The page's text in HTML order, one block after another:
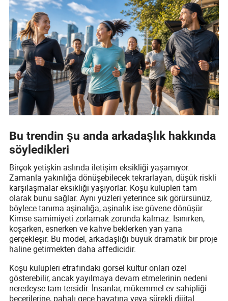
Bu trendin şu anda arkadaşlık hakkında
söyledikleri
Birçok yetişkin aslında iletişim eksikliği yaşamıyor.
Zamanla yakınlığa dönüşebilecek tekrarlayan, düşük riskli
karşılaşmalar eksikliği yaşıyorlar. Koşu kulüpleri tam
olarak bunu sağlar. Aynı yüzleri yeterince sık görürsünüz,
böylece tanıma aşinalığa, aşinalık ise güvene dönüşür.
Kimse samimiyeti zorlamak zorunda kalmaz. Isınırken,
koşarken, esnerken ve kahve beklerken yan yana
gerçekleşir. Bu model, arkadaşlığı büyük dramatik bir proje
haline getirmekten daha affedicidir.
Koşu kulüpleri etrafındaki görsel kültür onları özel
gösterebilir, ancak yayılmaya devam etmelerinin nedeni
neredeyse tam tersidir. İnsanlar, mükemmel ev sahipliği
becerilerine, pahalı gece hayatına veya sürekli dijital